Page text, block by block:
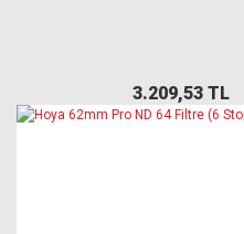
3.209,53 TL